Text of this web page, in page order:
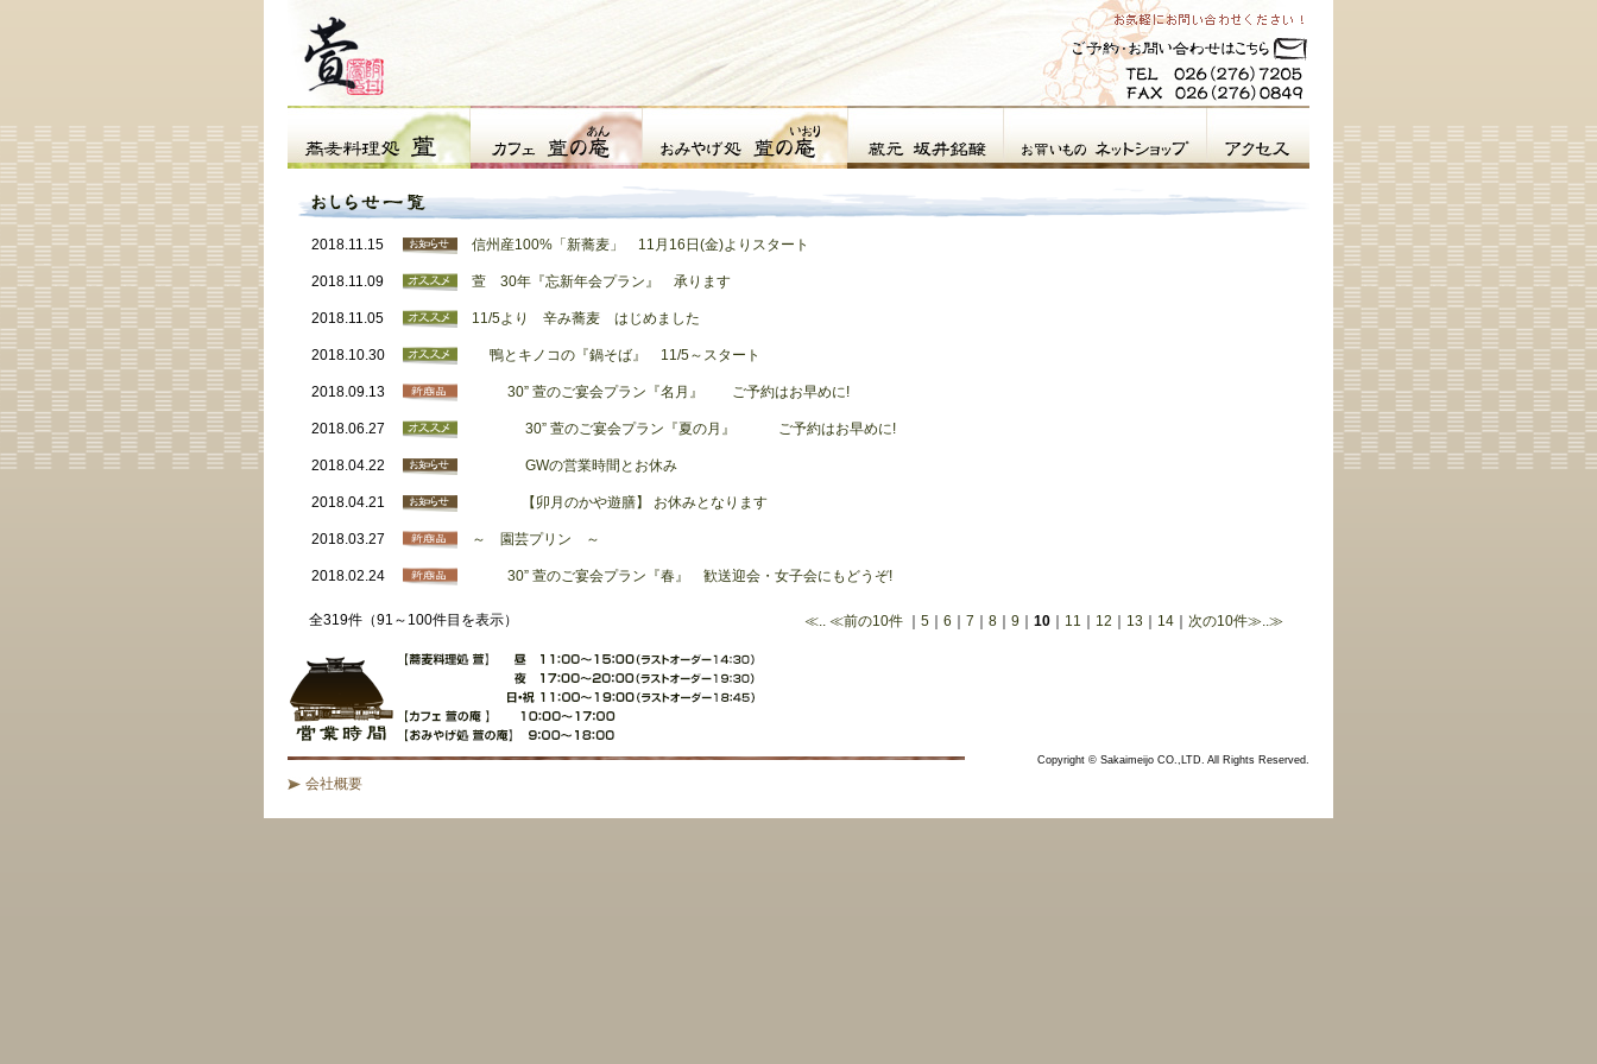
2018.11.15 信州産100%「新蕎麦」 11月16日(金)よりスタート
2018.11.09 萱 30年『忘新年会プラン』 承ります
2018.11.05 11/5より 辛み蕎麦 はじめました
2018.10.30 鴨とキノコの『鍋そば』 11/5～スタート
2018.09.13 30” 萱のご宴会プラン『名月』 ご予約はお早めに!
2018.06.27 30” 萱のご宴会プラン『夏の月』 ご予約はお早めに!
2018.04.22 GWの営業時間とお休み
2018.04.21 【卯月のかや遊膳】 お休みとなります
2018.03.27 ～ 園芸プリン ～
2018.02.24 30” 萱のご宴会プラン『春』 歓送迎会・女子会にもどうぞ!
≪.. ≪前の10件 5 6 7 8 9 10 11 12 13 14 次の10件≫..≫
全319件（91～100件目を表示）
Copyright © Sakaimeijo CO.,LTD. All Rights Reserved.
会社概要